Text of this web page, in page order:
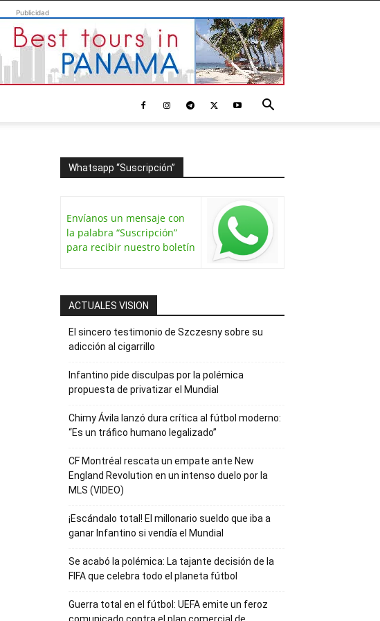
Publicidad
Whatsapp “Suscripción”
Envíanos un mensaje con
la palabra “Suscripción”
para recibir nuestro boletín
ACTUALES VISION
El sincero testimonio de Szczesny sobre su
adicción al cigarrillo
Infantino pide disculpas por la polémica
propuesta de privatizar el Mundial
Chimy Ávila lanzó dura crítica al fútbol moderno:
“Es un tráfico humano legalizado”
CF Montréal rescata un empate ante New
England Revolution en un intenso duelo por la
MLS (VIDEO)
¡Escándalo total! El millonario sueldo que iba a
ganar Infantino si vendía el Mundial
Se acabó la polémica: La tajante decisión de la
FIFA que celebra todo el planeta fútbol
Guerra total en el fútbol: UEFA emite un feroz